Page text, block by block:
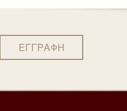
ΕΓΓΡΑΦΗ